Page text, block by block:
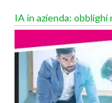
IA in azienda: